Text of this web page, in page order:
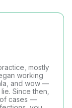
mostly
working
and wow —
Since then,
of cases —